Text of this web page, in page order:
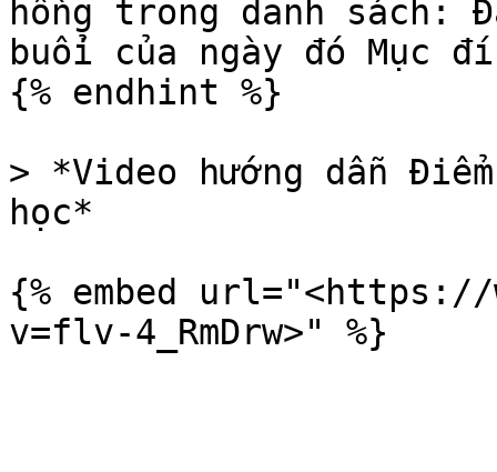
hồng trong danh sách:
buổi của ngày đó Mục
{% endhint %}
> *Video hướng dẫn
học*
{% embed url="<https://